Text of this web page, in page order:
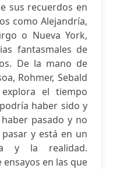
sus recuerdos en
como Alejandría,
o Nueva York,
fantasmales de
De la mano de
Rohmer, Sebald
el tiempo
haber sido y
pasado y no
y está en un
y la realidad.
en las que